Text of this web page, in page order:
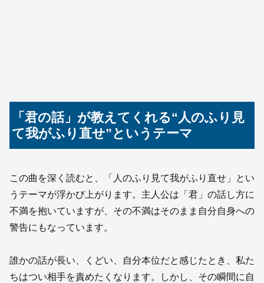
「君の話」が教えてくれる“人のふり見
て我がふり直せ”というテーマ
この曲を深く読むと、「人のふり見て我がふり直せ」とい
うテーマが浮かび上がります。主人公は「君」の話し方に
不満を抱いていますが、その不満はそのまま自分自身への
警告にもなっています。
誰かの話が長い、くどい、自分本位だと感じたとき、私た
ちはつい相手を責めたくなります。しかし、その瞬間に自